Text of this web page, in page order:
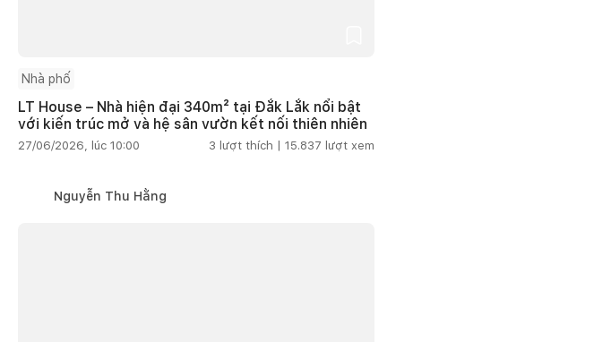
Nhà phố
LT House – Nhà hiện đại 340m² tại Đắk Lắk nổi bật
với kiến trúc mở và hệ sân vườn kết nối thiên nhiên
27/06/2026, lúc 10:00 3 lượt thích | 15.837 lượt xem
Nguyễn Thu Hằng